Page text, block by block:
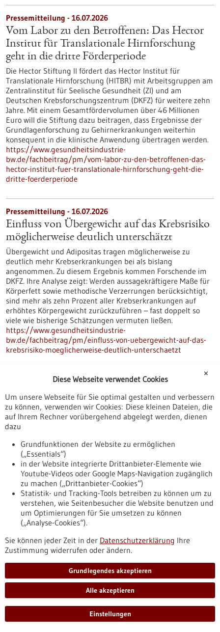
Pressemitteilung - 16.07.2026
Vom Labor zu den Betroffenen: Das Hector
Institut für Translationale Hirnforschung
geht in die dritte Förderperiode
Die Hector Stiftung II fördert das Hector Institut für
Translationale Hirnforschung (HITBR) mit Arbeitsgruppen am
Zentralinstitut für Seelische Gesundheit (ZI) und am
Deutschen Krebsforschungszentrum (DKFZ) für weitere zehn
Jahre. Mit einem Gesamtfördervolumen über 46 Millionen
Euro will die Stiftung dazu beitragen, dass Ergebnisse der
Grundlagenforschung zu Gehirnerkrankungen weiterhin
konsequent in die klinische Anwendung übertragen werden.
https://www.gesundheitsindustrie-
bw.de/fachbeitrag/pm/vom-labor-zu-den-betroffenen-das-
hector-institut-fuer-translationale-hirnforschung-geht-die-
dritte-foerderperiode
Pressemitteilung - 16.07.2026
Einfluss von Übergewicht auf das Krebsrisiko
möglicherweise deutlich unterschätzt
Übergewicht und Adipositas tragen möglicherweise zu
deutlich mehr Krebserkrankungen bei als bislang
angenommen. Zu diesem Ergebnis kommen Forschende im
DKFZ. Ihre Analyse zeigt: Werden aussagekräftigere Maße für
Körperfett sowie methodische Verzerrungen berücksichtigt,
sind mehr als zehn Prozent aller Krebserkrankungen auf
erhöhtes Körpergewicht zurückzuführen – fast doppelt so
viele wie bisherige Schätzungen vermuten ließen.
https://www.gesundheitsindustrie-
bw.de/fachbeitrag/pm/einfluss-von-uebergewicht-auf-das-
krebsrisiko-moeglicherweise-deutlich-unterschaetzt
Beratungsgutscheine Gesundheitswirtschaft
Asien
Förderprogramm, Förderung durch:Bundesministerium für
Wirtschaft und Energie,
https://www.gesundheitsindustrie-
bw.de/datenbank/foerderungen/beratungsgutscheine-
gesundheitswirtschaft-asien
Pressemitteilung - 16.07.2026
Wirtschaftsministerin Hoffmeister-Kraut
besucht das Universitätsklinikum Freiburg
Die baden-württembergische Wirtschaftsministerin Dr. Nicole
Hoffmeister-Kraut hat am 16. Juli 2026 das Uniklinikum
Digitale Innovationszentrum, kurz DIGIZ, und der Austausch
mit Vertretern der Freiburger Gesundheitswirtschaft. Das
Land Baden-Württemberg fördert den Aufbau einer
diagnostischen und therapeutischen Forschungs- und
Entwicklungseinheit im DIGIZ mit rund 25 Millionen Euro.
https://www.gesundheitsindustrie-
✕
Diese Webseite verwendet Cookies
Um unsere Webseite für Sie optimal gestalten und verbessern
zu können, verwenden wir Cookies: Diese kleinen Dateien, die
auf Ihrem Rechner vorübergehend abgelegt werden, dienen
dazu
Grundfunktionen der Website zu ermöglichen
(„Essentials“)
in der Website integrierte Drittanbieter-Elemente wie
Youtube-Videos oder Google Maps-Navigation zugänglich
zu machen („Drittanbieter-Cookies“)
Statistik- und Tracking-Tools betreiben zu können um zu
verstehen, wie Seitenbesucher die Website benutzen und
um Optimierungen für Sie umsetzen zu können
(„Analyse-Cookies“).
Sie können jeder Zeit in der Datenschutzerklärung Ihre
Zustimmung widerrufen oder ändern.
Grundlegendes akzeptieren
Alle akzeptieren
Einstellungen